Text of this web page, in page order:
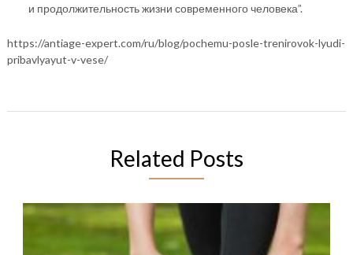
и продолжительность жизни современного человека”.
https://antiage-expert.com/ru/blog/pochemu-posle-trenirovok-lyudi-
pribavlyayut-v-vese/
Related Posts